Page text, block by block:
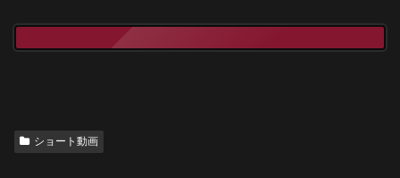
ショート動画